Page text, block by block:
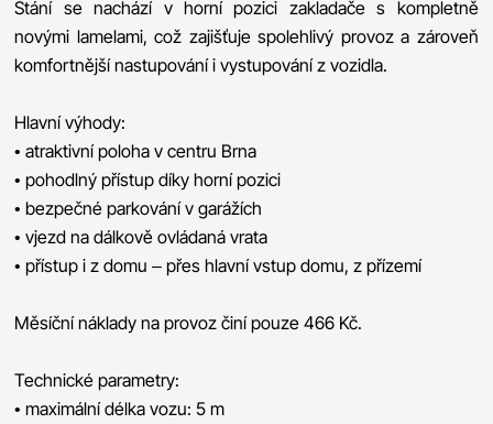
Stání se nachází v horní pozici zakladače s kompletně
novými lamelami, což zajišťuje spolehlivý provoz a zároveň
komfortnější nastupování i vystupování z vozidla.
Hlavní výhody:
• atraktivní poloha v centru Brna
• pohodlný přístup díky horní pozici
• bezpečné parkování v garážích
• vjezd na dálkově ovládaná vrata
• přístup i z domu – přes hlavní vstup domu, z přízemí
Měsíční náklady na provoz činí pouze 466 Kč.
Technické parametry:
• maximální délka vozu: 5 m